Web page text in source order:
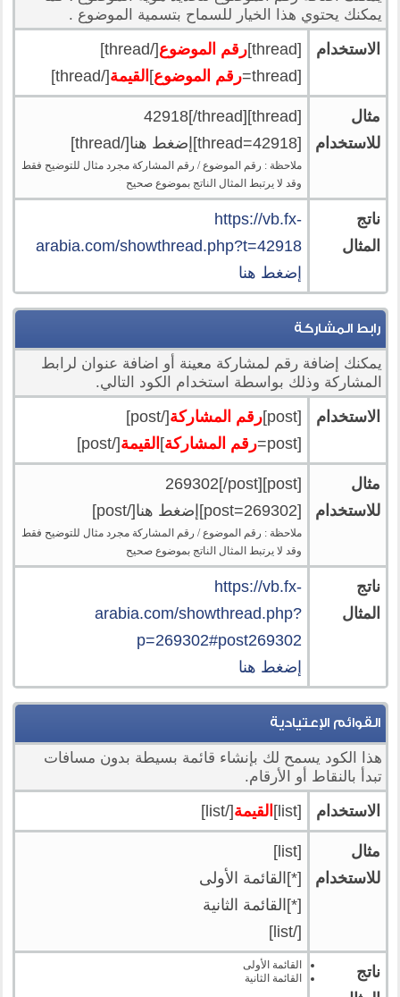
يمكنك يحتوي هذا الخيار للسماح بتسمية الموضوع .
الاستخدام [thread] رقم الموضوع[/thread]
[thread=
رقم الموضوع] القيمة[/thread]
مثال
للاستخدام
[thread]42918[/thread]
[thread=42918]إضغط هنا[/thread]
ملاحظة : رقم الموضوع / رقم المشاركة مجرد مثال للتوضيح فقط
وقد لا يرتبط المثال الناتج بموضوع صحيح
ناتج
المثال
https://vb.fx-
arabia.com/showthread.php?t=42918
إضغط هنا
رابط المشاركة
يمكنك إضافة رقم لمشاركة معينة أو اضافة عنوان لرابط
المشاركة وذلك بواسطة استخدام الكود التالي.
الاستخدام [post] رقم المشاركة[/post]
[post=
رقم المشاركة] القيمة[/post]
مثال
للاستخدام
[post]269302[/post]
[post=269302]إضغط هنا[/post]
ملاحظة : رقم الموضوع / رقم المشاركة مجرد مثال للتوضيح فقط
وقد لا يرتبط المثال الناتج بموضوع صحيح
ناتج
المثال
https://vb.fx-
arabia.com/showthread.php?
p=269302#post269302
إضغط هنا
القوائم الإعتيادية
هذا الكود يسمح لك بإنشاء قائمة بسيطة بدون مسافات
تبدأ بالنقاط أو الأرقام.
الاستخدام [list] القيمة[/list]
مثال
للاستخدام
[list]
[*]القائمة الأولى
[*]القائمة الثانية
[/list]
ناتج
القائمة الأولى
القائمة الثانية